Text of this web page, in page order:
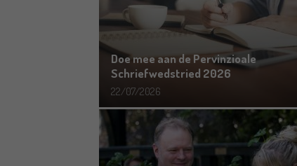
Doe mee aan de Pervinzioale
Schriefwedstried 2026
22/07/2026